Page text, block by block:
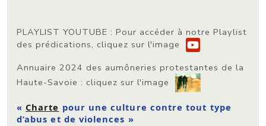
PLAYLIST YOUTUBE : Pour accéder à notre Playlist
des prédications, cliquez sur l'image
Annuaire 2024 des aumôneries protestantes de la
Haute-Savoie : cliquez sur l'image
«Charte pour une culture contre tout type
d’abus et de violences »